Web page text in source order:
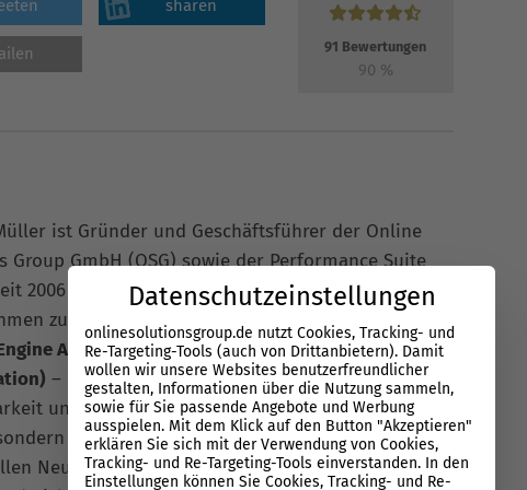
sharen
91 Bewertungen
90 %
ist Gründer und Geschäftsführer der Online
Group GmbH (OSG) sowie der Performance Suite
2006 ist er aufSearchspezialisiert und berät
zu
SEO(Search Engine Optimization),
SEA
Advertising) und GEO (Generative Engine
– mit Fokus auf skalierbare Strategien, klare
und messbare Ergebnisse. Florian ist in der
aktiv in zentralen Punkten eingebunden: Er
Neukunden, führt die strategische Erstberatung
Datenschutzeinstellungen
onlinesolutionsgroup.de nutzt Cookies, Tracking- und
Re-Targeting-Tools (auch von Drittanbietern). Damit
wollen wir unsere Websites benutzerfreundlicher
gestalten, Informationen über die Nutzung sammeln,
sowie für Sie passende Angebote und Werbung
ausspielen. Mit dem Klick auf den Button "Akzeptieren"
erklären Sie sich mit der Verwendung von Cookies,
Tracking- und Re-Targeting-Tools einverstanden. In den
Einstellungen können Sie Cookies, Tracking- und Re-